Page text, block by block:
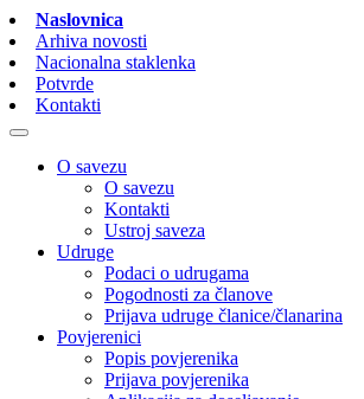
Naslovnica
Arhiva novosti
Nacionalna staklenka
Potvrde
Kontakti
O savezu
O savezu
Kontakti
Ustroj saveza
Udruge
Podaci o udrugama
Pogodnosti za članove
Prijava udruge članice/članarina
Povjerenici
Popis povjerenika
Prijava povjerenika